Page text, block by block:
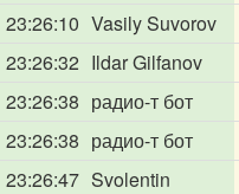
23:26:10 Vasily Suvorov
23:26:32 Ildar Gilfanov
23:26:38 радио-т бот
23:26:38 радио-т бот
23:26:47 Svolentin